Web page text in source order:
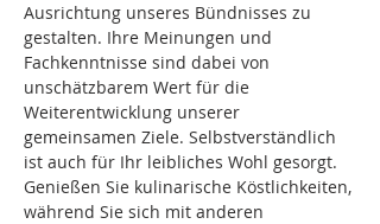
Ausrichtung unseres Bündnisses zu
gestalten. Ihre Meinungen und
Fachkenntnisse sind dabei von
unschätzbarem Wert für die
Weiterentwicklung unserer
gemeinsamen Ziele. Selbstverständlich
ist auch für Ihr leibliches Wohl gesorgt.
Genießen Sie kulinarische Köstlichkeiten,
während Sie sich mit anderen